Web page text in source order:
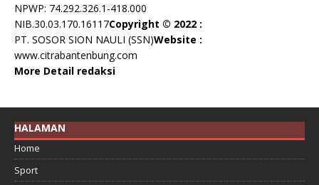
NPWP: 74.292.326.1-418.000
NIB.30.03.170.16117Copyright © 2022 :
PT. SOSOR SION NAULI (SSN)Website :
www.citrabantenbung.com
More Detail redaksi
HALAMAN
Home
Sport